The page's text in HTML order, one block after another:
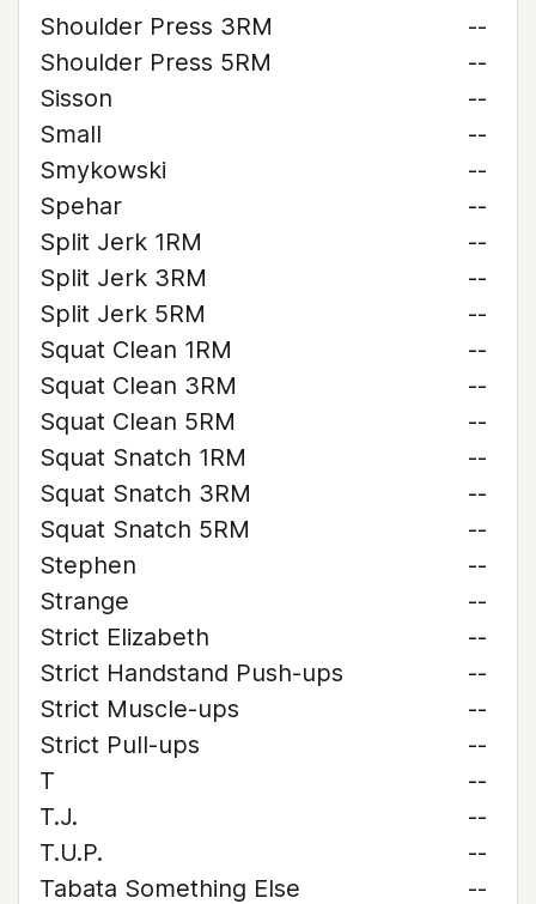
Shoulder Press 3RM
--
Shoulder Press 5RM
--
Sisson
--
Small
--
Smykowski
--
Spehar
--
Split Jerk 1RM
--
Split Jerk 3RM
--
Split Jerk 5RM
--
Squat Clean 1RM
--
Squat Clean 3RM
--
Squat Clean 5RM
--
Squat Snatch 1RM
--
Squat Snatch 3RM
--
Squat Snatch 5RM
--
Stephen
--
Strange
--
Strict Elizabeth
--
Strict Handstand Push-ups
--
Strict Muscle-ups
--
Strict Pull-ups
--
T
--
T.J.
--
T.U.P.
--
Tabata Something Else
--